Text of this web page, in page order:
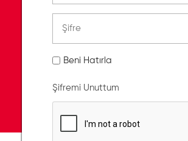
Beni Hatırla
Şifremi Unuttum